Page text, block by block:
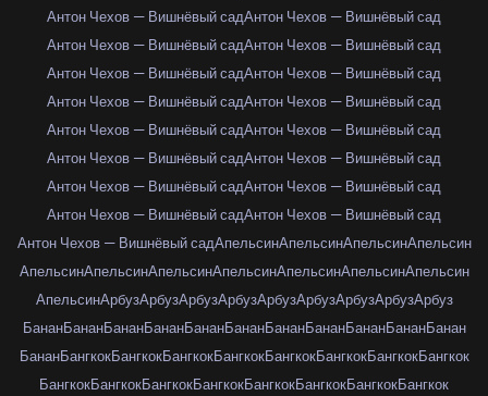
Антон Чехов — Вишнёвый садАнтон Чехов — Вишнёвый сад
Антон Чехов — Вишнёвый садАнтон Чехов — Вишнёвый сад
Антон Чехов — Вишнёвый садАнтон Чехов — Вишнёвый сад
Антон Чехов — Вишнёвый садАнтон Чехов — Вишнёвый сад
Антон Чехов — Вишнёвый садАнтон Чехов — Вишнёвый сад
Антон Чехов — Вишнёвый садАнтон Чехов — Вишнёвый сад
Антон Чехов — Вишнёвый садАнтон Чехов — Вишнёвый сад
Антон Чехов — Вишнёвый садАнтон Чехов — Вишнёвый сад
Антон Чехов — Вишнёвый садАпельсинАпельсинАпельсинАпельсин
АпельсинАпельсинАпельсинАпельсинАпельсинАпельсинАпельсин
АпельсинАрбузАрбузАрбузАрбузАрбузАрбузАрбузАрбузАрбуз
БананБананБананБананБананБананБананБананБананБананБанан
БананБангкокБангкокБангкокБангкокБангкокБангкокБангкокБангкок
БангкокБангкокБангкокБангкокБангкокБангкокБангкокБангкок